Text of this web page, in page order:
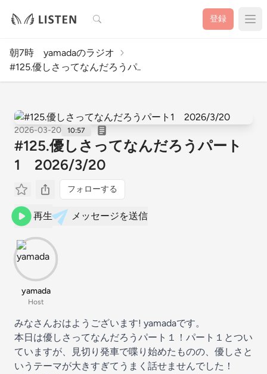
検索 登録
朝7時 yamadaのラジオ
#125.優しさってなんだろうパ..
2026-03-20 10:57
#125.優しさってなんだろうパート
1 2026/3/20
フォローする
再生 メッセージを送信
yamada
Host
みなさんおはようございます! yamadaです。
本日は優しさってなんだろうパート１！パート１とつい
ていますが、見切り発車で喋り始めたものの、優しさと
いうテーマが大きすぎてうまく話せませんでした！